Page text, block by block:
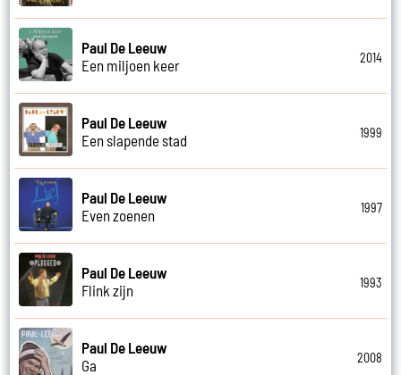
Paul De Leeuw
Een miljoen keer
2014
Paul De Leeuw
Een slapende stad
1999
Paul De Leeuw
Even zoenen
1997
Paul De Leeuw
Flink zijn
1993
Paul De Leeuw
Ga
2008